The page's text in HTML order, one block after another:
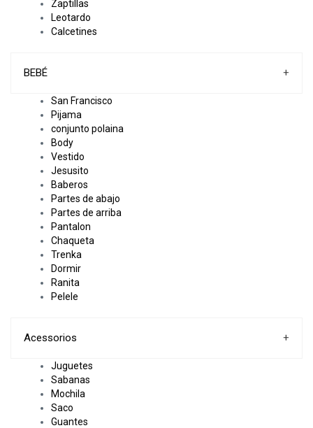
Zaptillas
Leotardo
Calcetines
BEBÉ +
San Francisco
Pijama
conjunto polaina
Body
Vestido
Jesusito
Baberos
Partes de abajo
Partes de arriba
Pantalon
Chaqueta
Trenka
Dormir
Ranita
Pelele
Acessorios +
Juguetes
Sabanas
Mochila
Saco
Guantes